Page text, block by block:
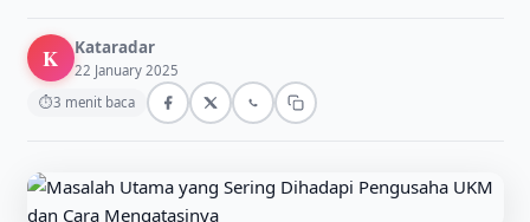
K Kataradar
22 January 2025
⏱3 menit baca